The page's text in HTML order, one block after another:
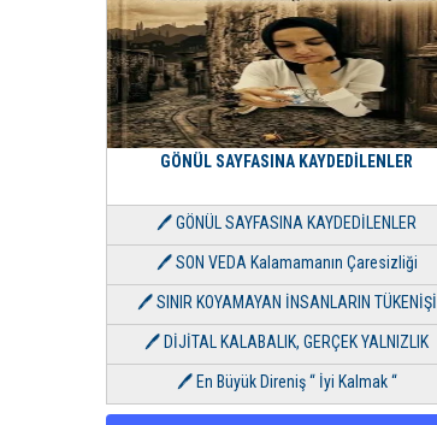
GÖNÜL SAYFASINA KAYDEDİLENLER
🖊 GÖNÜL SAYFASINA KAYDEDİLENLER
🖊 SON VEDA Kalamamanın Çaresizliği
🖊 SINIR KOYAMAYAN İNSANLARIN TÜKENİŞİ
🖊 DİJİTAL KALABALIK, GERÇEK YALNIZLIK
🖊 En Büyük Direniş “ İyi Kalmak “